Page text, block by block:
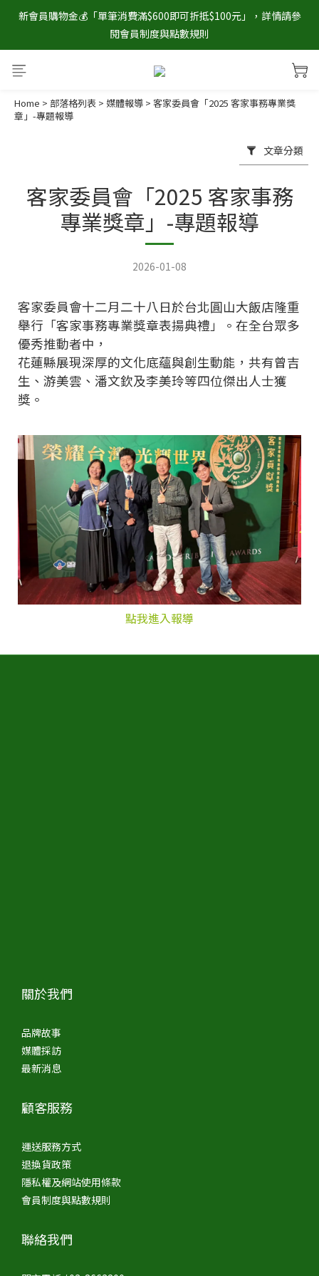
官網獨家📣註冊會員立即贈送$100元購物金💰，單筆消費滿$2000
即享免運✨
新會員購物金💰「單筆消費滿$600即可折抵$100元」，詳情請參
閱會員制度與點數規則
🎊「官網會員月月抽！每月壽星點數加碼送🥳」中獎的說不定就是
官網獨家📣註冊會員立即贈送$100元購物金💰，單筆消費滿$2000
Home > 部落格列表 > 媒體報導 > 客家委員會「2025 客家事務專業獎
章」-專題報導
文章分類
客家委員會「2025 客家事務
專業獎章」-專題報導
2026-01-08
客家委員會十二月二十八日於台北圓山大飯店隆重
舉行「客家事務專業獎章表揚典禮」。在全台眾多
優秀推動者中，
花蓮縣展現深厚的文化底蘊與創生動能，共有曾吉
生、游美雲、潘文欽及李美玲等四位傑出人士獲
獎。
點我進入報導
關於我們
品牌故事
媒體採訪
最新消息
顧客服務
運送服務方式
退換貨政策
隱私權及網站使用條款
會員制度與點數規則
聯絡我們